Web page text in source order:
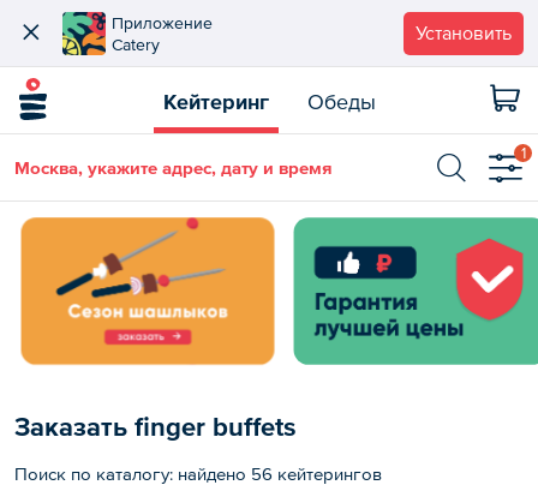
Приложение
Catery
Установить
Кейтеринг Обеды
Москва, укажите адрес, дату и время
1
Заказать finger buffets
Поиск по каталогу: найдено 56 кейтерингов